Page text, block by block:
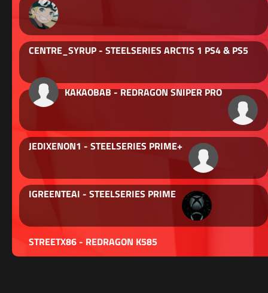
CENTRE_SYRUP - STEELSERIES ARCTIS 1 PS4 & PS5
KAKAOBAB - REDRAGON SNIPER PRO
JEDIXENON1 - STEELSERIES PRIME+
IGREENTEAI - STEELSERIES PRIME
STREETX86 - REDRAGON K585